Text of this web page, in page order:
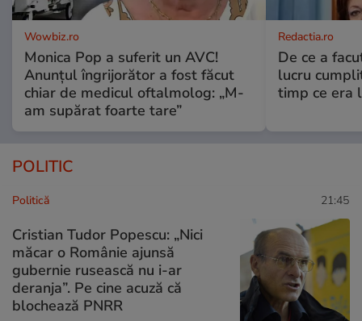
Wowbiz.ro
Monica Pop a suferit un AVC!
Anunțul îngrijorător a fost făcut
chiar de medicul oftalmolog: „M-
am supărat foarte tare”
Redactia.ro
De ce a
lucru
timp ce era
POLITIC
Politică 21:45
Cristian Tudor Popescu: „Nici
măcar o Românie ajunsă
gubernie rusească nu i-ar
deranja”. Pe cine acuză că
blochează PNRR